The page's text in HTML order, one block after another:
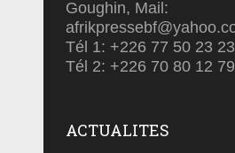
Goughin, Mail:
Tél 1: +226 77 50 23 23
Tél 2: +226 70 80 12 79
ACTUALITES